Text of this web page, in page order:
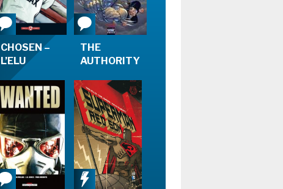
FORUM
MES PREMIÈRES
LECTURES
CHOSEN –
L’ELU
THE
AUTHORITY